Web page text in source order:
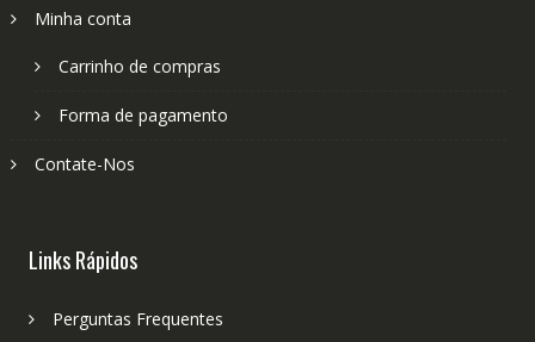
Minha conta
Carrinho de compras
Forma de pagamento
Contate-Nos
Links Rápidos
Perguntas Frequentes